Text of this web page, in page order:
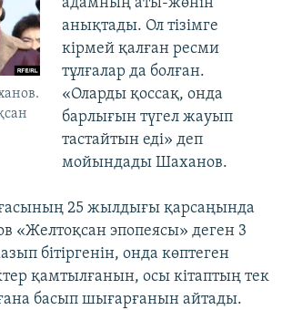
адамның аты-жөнін
анықтады. Ол тізімге
кірмей қалған ресми
тұлғалар да болған.
«Оларды қоссақ, онда
барлығын түгел жауып
тастайтын еді» деп
мойындады Шаханов.
25 жылдығы қарсаңында
«Желтоқсан эпопеясы» деген 3
бітіргенін, онда көптеген
қамтылғанын, осы кітаптың тек
басып шығарғанын айтады.